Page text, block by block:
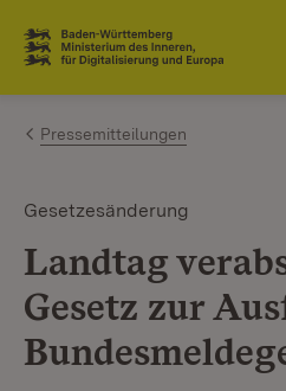
Zum Inhalt springen
Link zur Startseite
Pressemitteilungen
Gesetzesänderung
Landtag
Gesetz zur